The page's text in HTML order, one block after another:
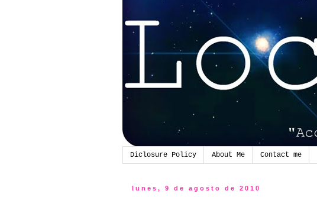
Diclosure Policy About Me Contact me
lunes, 9 de agosto de 2010